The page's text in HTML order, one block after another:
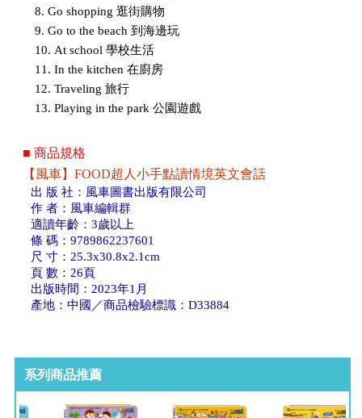
8. Go shopping 逛街購物
9. Go to the beach 到海邊玩
10. At school 學校生活
11. In the kitchen 在廚房
12. Traveling 旅行
13. Playing in the park 公園遊戲
■ 商品規格
【風車】FOOD超人小手點讀情境英文會話
出 版 社：風車圖書出版有限公司
作 者：風車編輯群
適讀年齡：3歲以上
條 碼：9789862237601
尺 寸：25.3x30.8x2.1cm
頁 數：26頁
出版時間：2023年1月
產地：中國／商品檢驗標識：D33884
系列商品推薦